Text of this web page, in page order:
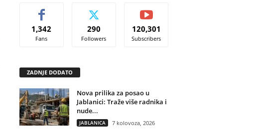
1,342
Fans
290
Followers
120,301
Subscribers
ZADNJE DODATO
Nova prilika za posao u
Jablanici: Traže više radnika i
nude...
JABLANICA 7 kolovoza, 2026